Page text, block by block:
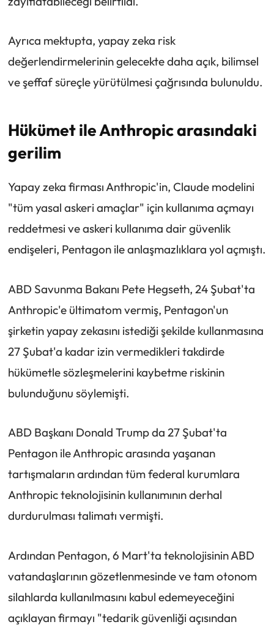
Ayrıca mektupta, yapay zeka risk
değerlendirmelerinin gelecekte daha açık, bilimsel
ve şeffaf süreçle yürütülmesi çağrısında bulunuldu.
Hükümet ile Anthropic arasındaki
gerilim
Yapay zeka firması Anthropic'in, Claude modelini
"tüm yasal askeri amaçlar" için kullanıma açmayı
reddetmesi ve askeri kullanıma dair güvenlik
endişeleri, Pentagon ile anlaşmazlıklara yol açmıştı.
ABD Savunma Bakanı Pete Hegseth, 24 Şubat'ta
Anthropic'e ültimatom vermiş, Pentagon'un
şirketin yapay zekasını istediği şekilde kullanmasına
27 Şubat'a kadar izin vermedikleri takdirde
hükümetle sözleşmelerini kaybetme riskinin
bulunduğunu söylemişti.
ABD Başkanı Donald Trump da 27 Şubat'ta
Pentagon ile Anthropic arasında yaşanan
tartışmaların ardından tüm federal kurumlara
Anthropic teknolojisinin kullanımının derhal
durdurulması talimatı vermişti.
Ardından Pentagon, 6 Mart'ta teknolojisinin ABD
vatandaşlarının gözetlenmesinde ve tam otonom
silahlarda kullanılmasını kabul edemeyeceğini
açıklayan firmayı "tedarik güvenliği açısından